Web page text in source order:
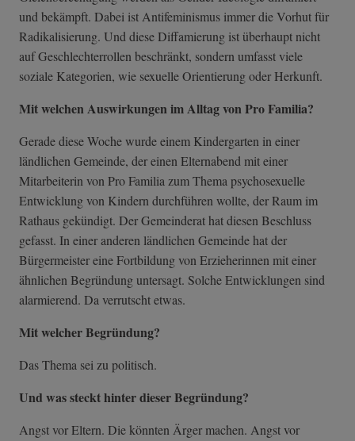
und bekämpft. Dabei ist Antifeminismus immer die Vorhut für
Radikalisierung. Und diese Diffamierung ist überhaupt nicht
auf Geschlechterrollen beschränkt, sondern umfasst viele
soziale Kategorien, wie sexuelle Orientierung oder Herkunft.
Mit welchen Auswirkungen im Alltag von Pro Familia?
Gerade diese Woche wurde einem Kindergarten in einer
ländlichen Gemeinde, der einen Elternabend mit einer
Mitarbeiterin von Pro Familia zum Thema psychosexuelle
Entwicklung von Kindern durchführen wollte, der Raum im
Rathaus gekündigt. Der Gemeinderat hat diesen Beschluss
gefasst. In einer anderen ländlichen Gemeinde hat der
Bürgermeister eine Fortbildung von Erzieherinnen mit einer
ähnlichen Begründung untersagt. Solche Entwicklungen sind
alarmierend. Da verrutscht etwas.
Mit welcher Begründung?
Das Thema sei zu politisch.
Und was steckt hinter dieser Begründung?
Angst vor Eltern. Die könnten Ärger machen. Angst vor